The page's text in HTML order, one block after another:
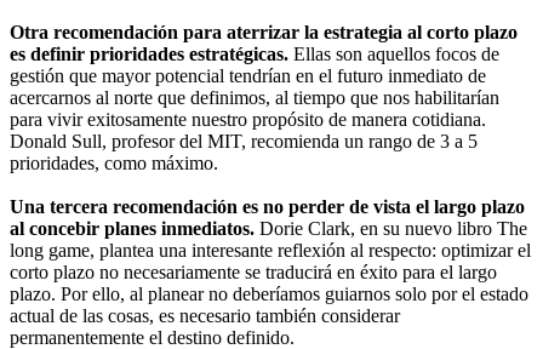
Otra recomendación para aterrizar la estrategia al corto plazo
es definir prioridades estratégicas. Ellas son aquellos focos de
gestión que mayor potencial tendrían en el futuro inmediato de
acercarnos al norte que definimos, al tiempo que nos habilitarían
para vivir exitosamente nuestro propósito de manera cotidiana.
Donald Sull, profesor del MIT, recomienda un rango de 3 a 5
prioridades, como máximo.
Una tercera recomendación es no perder de vista el largo plazo
al concebir planes inmediatos. Dorie Clark, en su nuevo libro The
long game, plantea una interesante reflexión al respecto: optimizar el
corto plazo no necesariamente se traducirá en éxito para el largo
plazo. Por ello, al planear no deberíamos guiarnos solo por el estado
actual de las cosas, es necesario también considerar
permanentemente el destino definido.